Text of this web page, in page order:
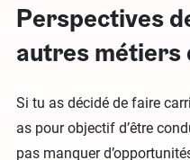
Perspectives
autres métiers
Si tu as décidé de faire
as pour objectif d’être
pas manquer